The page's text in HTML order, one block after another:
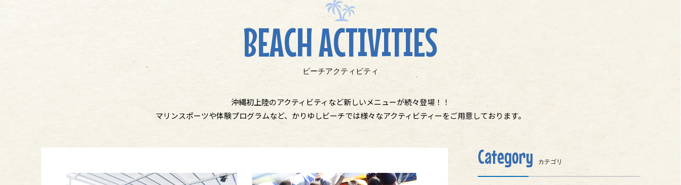
BEACH ACTIVITIES
ビーチアクティビティ
沖縄初上陸のアクティビティなど新しいメニューが続々登場！！
マリンスポーツや体験プログラムなど、かりゆしビーチでは様々なアクティビティーをご用意しております。
Category カテゴリ